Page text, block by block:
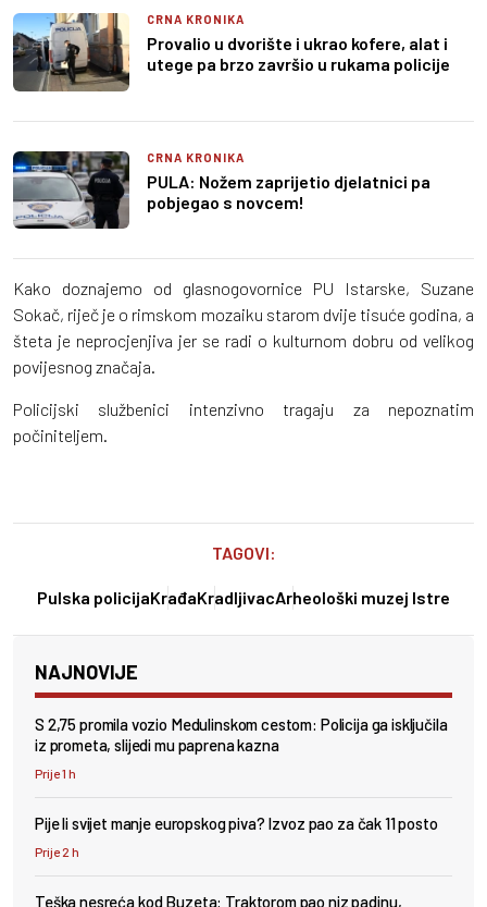
CRNA KRONIKA
Provalio u dvorište i ukrao kofere, alat i
utege pa brzo završio u rukama policije
CRNA KRONIKA
PULA: Nožem zaprijetio djelatnici pa
pobjegao s novcem!
Kako doznajemo od glasnogovornice PU Istarske, Suzane
Sokač, riječ je o rimskom mozaiku starom dvije tisuće godina, a
šteta je neprocjenjiva jer se radi o kulturnom dobru od velikog
povijesnog značaja.
Policijski službenici intenzivno tragaju za nepoznatim
počiniteljem.
TAGOVI:
Pulska policijaKrađaKradljivacArheološki muzej Istre
NAJNOVIJE
S 2,75 promila vozio Medulinskom cestom: Policija ga isključila
iz prometa, slijedi mu paprena kazna
Prije 1 h
Pije li svijet manje europskog piva? Izvoz pao za čak 11 posto
Prije 2 h
Teška nesreća kod Buzeta: Traktorom pao niz padinu,